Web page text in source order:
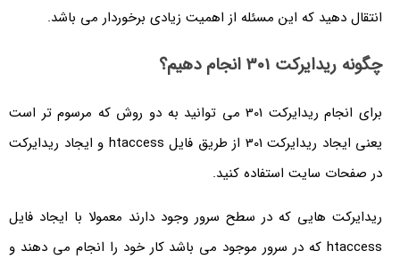
انتقال دهید که این مسئله از اهمیت زیادی برخوردار می باشد.
چگونه ریدایرکت 301 انجام دهیم؟
برای انجام ریدایرکت 301 می توانید به دو روش که مرسوم تر است
یعنی ایجاد ریدایرکت 301 از طریق فایل htaccess و ایجاد ریدایرکت
در صفحات سایت استفاده کنید.
ریدایرکت هایی که در سطح سرور وجود دارند معمولا با ایجاد فایل
htaccess که در سرور موجود می باشد کار خود را انجام می دهند و